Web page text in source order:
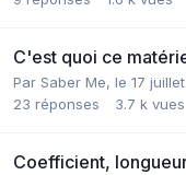
C'est quoi ce
Par Saber Me, le 17
23 réponses 3.7 k vues
Coefficient,